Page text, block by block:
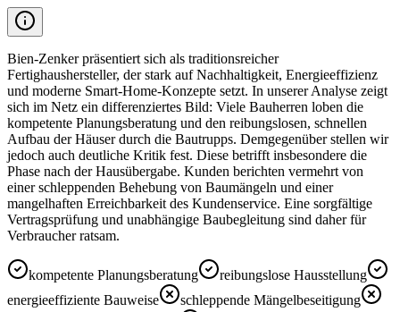
Bien-Zenker präsentiert sich als traditionsreicher
Fertighaushersteller, der stark auf Nachhaltigkeit, Energieeffizienz
und moderne Smart-Home-Konzepte setzt. In unserer Analyse zeigt
sich im Netz ein differenziertes Bild: Viele Bauherren loben die
kompetente Planungsberatung und den reibungslosen, schnellen
Aufbau der Häuser durch die Bautrupps. Demgegenüber stellen wir
jedoch auch deutliche Kritik fest. Diese betrifft insbesondere die
Phase nach der Hausübergabe. Kunden berichten vermehrt von
einer schleppenden Behebung von Baumängeln und einer
mangelhaften Erreichbarkeit des Kundenservice. Eine sorgfältige
Vertragsprüfung und unabhängige Baubegleitung sind daher für
Verbraucher ratsam.
kompetente Planungsberatung
reibungslose Hausstellung
energieeffiziente Bauweise
schleppende Mängelbeseitigung